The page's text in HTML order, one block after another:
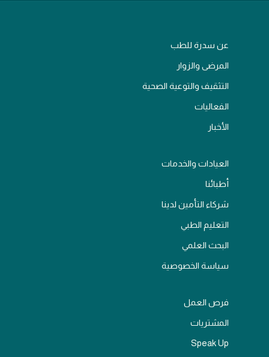
عن سدرة للطب
المرضى والزوار
التثقيف والتوعية الصحية
الفعاليات
الأخبار
العيادات والخدمات
أطبائنا
شركاء التأمين لدينا
التعليم الطبي
البحث العلمي
سياسة الخصوصية
فرص العمل
المشتريات
Speak Up